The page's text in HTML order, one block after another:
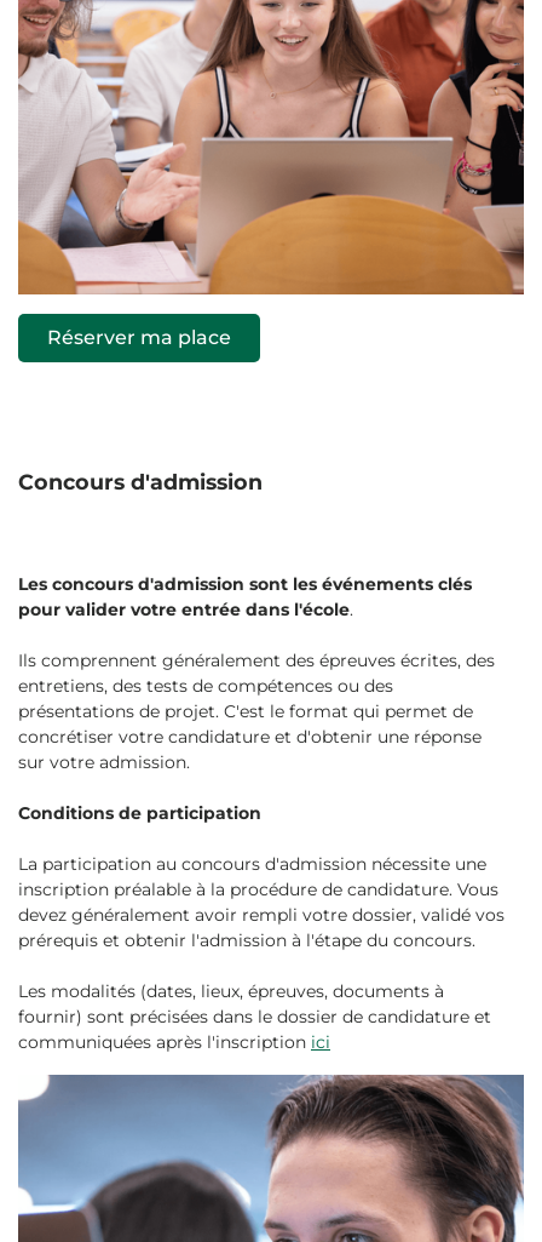
Réserver ma place
Concours d'admission
Les concours d'admission sont les événements clés
pour valider votre entrée dans l'école.
Ils comprennent généralement des épreuves écrites, des
entretiens, des tests de compétences ou des
présentations de projet. C'est le format qui permet de
concrétiser votre candidature et d'obtenir une réponse
sur votre admission.
Conditions de participation
La participation au concours d'admission nécessite une
inscription préalable à la procédure de candidature. Vous
devez généralement avoir rempli votre dossier, validé vos
prérequis et obtenir l'admission à l'étape du concours.
Les modalités (dates, lieux, épreuves, documents à
fournir) sont précisées dans le dossier de candidature et
communiquées après l'inscription ici